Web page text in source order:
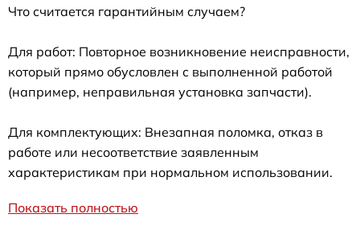
Что считается гарантийным случаем?
Для работ: Повторное возникновение неисправности,
который прямо обусловлен с выполненной работой
(например, неправильная установка запчасти).
Для комплектующих: Внезапная поломка, отказ в
работе или несоответствие заявленным
характеристикам при нормальном использовании.
Показать полностью